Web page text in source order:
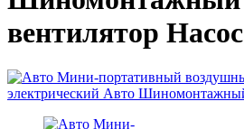
вентилятор Насос